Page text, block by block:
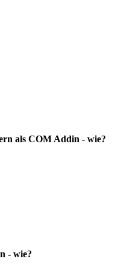
als COM Addin - wie?
- wie?